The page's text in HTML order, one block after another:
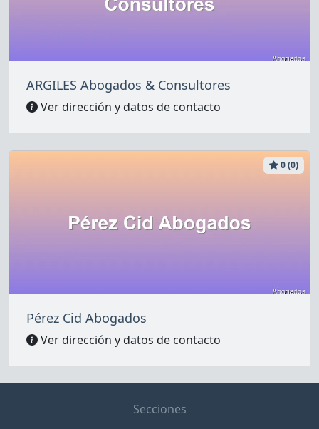
ARGILES Abogados & Consultores
Ver dirección y datos de contacto
0 (0)
Pérez Cid Abogados
Ver dirección y datos de contacto
Secciones